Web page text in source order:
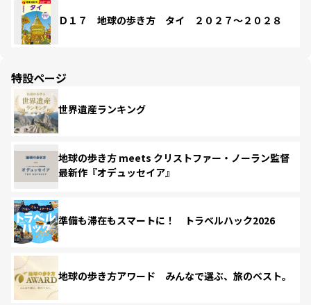
Ｄ１７ 地球の歩き方 タイ ２０２７～２０２８
特設ページ
世界遺産ランキング
地球の歩き方 meets クリストファー・ノーラン監督
最新作『オデュッセイア』
準備も滞在もスマートに！ トラベルハック2026
地球の歩き方アワード みんなで選ぶ、旅のベスト。